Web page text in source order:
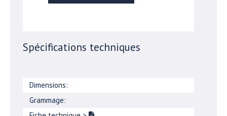
Spécifications techniques
Dimensions:
Grammage: